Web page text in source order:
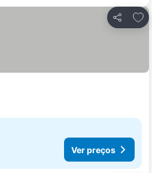
Partilhar
Ver preços